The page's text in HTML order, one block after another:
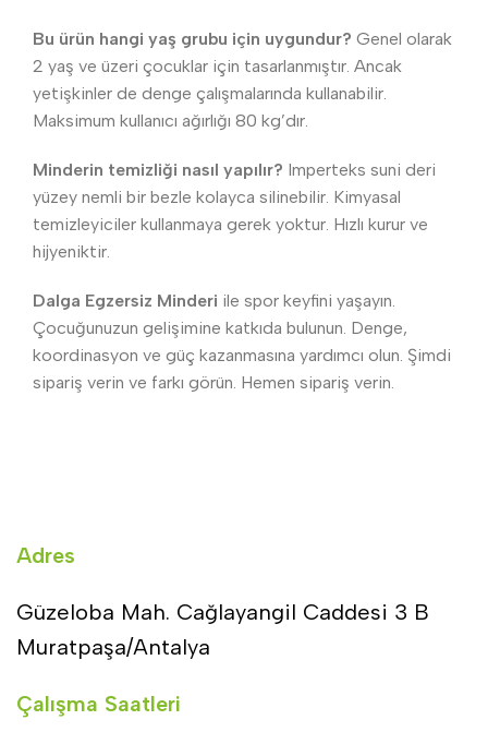
Bu ürün hangi yaş grubu için uygundur? Genel olarak
2 yaş ve üzeri çocuklar için tasarlanmıştır. Ancak
yetişkinler de denge çalışmalarında kullanabilir.
Maksimum kullanıcı ağırlığı 80 kg’dır.
Minderin temizliği nasıl yapılır? Imperteks suni deri
yüzey nemli bir bezle kolayca silinebilir. Kimyasal
temizleyiciler kullanmaya gerek yoktur. Hızlı kurur ve
hijyeniktir.
Dalga Egzersiz Minderi ile spor keyfini yaşayın.
Çocuğunuzun gelişimine katkıda bulunun. Denge,
koordinasyon ve güç kazanmasına yardımcı olun. Şimdi
sipariş verin ve farkı görün. Hemen sipariş verin.
Adres
Güzeloba Mah. Cağlayangil Caddesi 3 B
Muratpaşa/Antalya
Çalışma Saatleri